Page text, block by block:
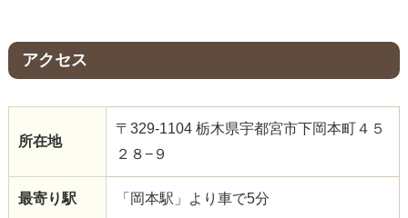
アクセス
所在地
〒329-1104 栃木県宇都宮市下岡本町４５
２８−９
最寄り駅 「岡本駅」より車で5分